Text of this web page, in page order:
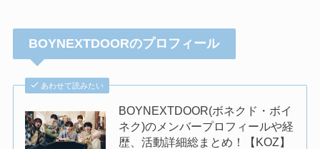
BOYNEXTDOORのプロフィール
あわせて読みたい
BOYNEXTDOOR(ボネクド・ボイ
ネク)のメンバープロフィールや経
歴、活動詳細総まとめ！【KOZ】